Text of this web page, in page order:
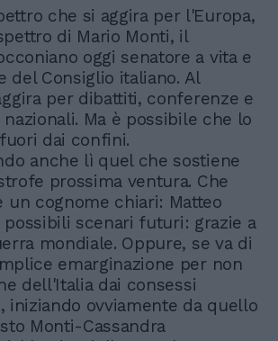
che si aggira per l'Europa,
di Mario Monti, il
oggi senatore a vita e
del Consiglio italiano. Al
per dibattiti, conferenze e
Ma è possibile che lo
dai confini.
anche lì quel che sostiene
prossima ventura. Che
un cognome chiari: Matteo
possibili scenari futuri: grazie a
mondiale. Oppure, se va di
emarginazione per non
dell'Italia dai consessi
iniziando ovviamente da quello
Monti-Cassandra